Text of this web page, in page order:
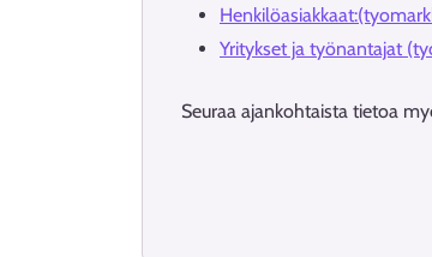
Yritykset ja työnantajat
Seuraa ajankohtaista tietoa